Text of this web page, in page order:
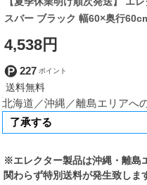
スバー ブラック 幅60×奥行
4,538円
227
北海道／沖縄／離島エリアへ
※エレクター製品は沖縄・離島
関わらず特別送料が発生致しま